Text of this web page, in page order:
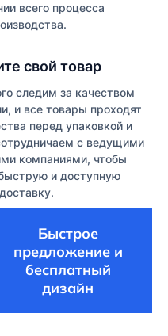
всего процесса
свой товар
следим за качеством
и все товары проходят
перед упаковкой и
с ведущими
компаниями, чтобы
и доступную
доставку.
Быстрое
предложение и
бесплатный
дизайн